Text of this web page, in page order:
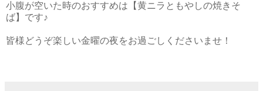
小腹が空いた時のおすすめは【黄ニラともやしの焼きそ
ば】です♪
皆様どうぞ楽しい金曜の夜をお過ごしくださいませ！